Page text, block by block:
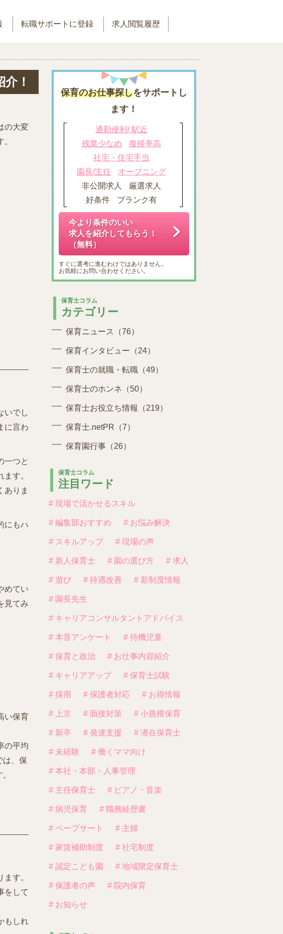
転職サポートに登録 求人閲覧履歴
！
の大変
いでし
に言わ
一つと
す。
ありま
にもハ
めてい
見てみ
い保育
の平均
は、保
す。
をして
もしれ
保育のお仕事探しをサポートし
ます！
通勤便利/ 駅近
残業少なめ
復帰率高
社宅・住宅手当
園長/主任
オープニング
非公開求人
厳選求人
好条件
ブランク有
今より条件のいい
求人を紹介してもらう！
（無料）
すぐに選考に進むわけではありません。
お気軽にお問い合わせください。
保育士コラム
カテゴリー
保育ニュース（76）
保育インタビュー（24）
保育士の就職・転職（49）
保育士のホンネ（50）
保育士お役立ち情報（219）
保育士.netPR（7）
保育園行事（26）
保育士コラム
注目ワード
# 現場で活かせるスキル
# 編集部おすすめ # お悩み解決
# スキルアップ # 現場の声
# 新人保育士 # 園の選び方 # 求人
# 遊び # 待遇改善 # 新制度情報
# 園長先生
# キャリアコンサルタントアドバイス
# 本音アンケート # 待機児童
# 保育と政治 # お仕事内容紹介
# キャリアアップ # 保育士試験
# 採用 # 保護者対応 # お得情報
# 上京 # 面接対策 # 小規模保育
# 新卒 # 発達支援 # 潜在保育士
# 未経験 # 働くママ向け
# 本社・本部・人事管理
# 主任保育士 # ピアノ・音楽
# 病児保育 # 職務経歴書
# ペープサート # 主婦
# 家賃補助制度 # 社宅制度
# 認定こども園 # 地域限定保育士
# 保護者の声 # 院内保育
# お知らせ